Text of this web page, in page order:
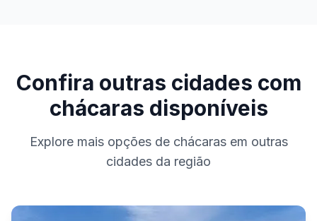
Confira outras cidades com
chácaras disponíveis
Explore mais opções de chácaras em outras
cidades da região